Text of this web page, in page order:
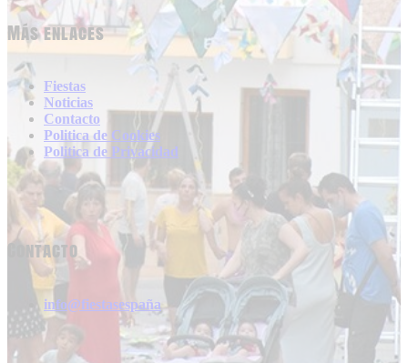
Más enlaces
Fiestas
Noticias
Contacto
Politica de Cookies
Politica de Privacidad
Contacto
info@fiestasespaña